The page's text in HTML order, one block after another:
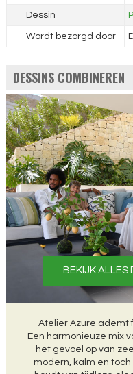
Dessin
Wordt bezorgd door
DESSINS COMBINEREN
BEKIJK ALLES
Atelier Azure ademt
Een harmonieuze mix
het gevoel op van
modern, kalm en